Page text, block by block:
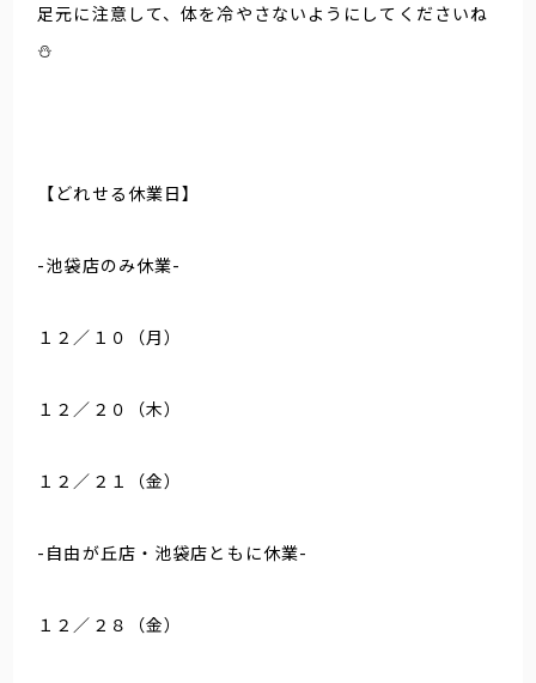
足元に注意して、体を冷やさないようにしてくださいね
⛄️
【どれせる休業日】
-池袋店のみ休業-
１２／１０（月）
１２／２０（木）
１２／２１（金）
-自由が丘店・池袋店ともに休業-
１２／２８（金）